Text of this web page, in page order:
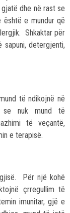
dhe në rast se
është e mundur që
Shkaktar për
detergjenti,
të ndikojnë në
se nuk mund të
të veçantë,
e terapisë.
Për një kohë
çrregullim të
imunitar, gjë e